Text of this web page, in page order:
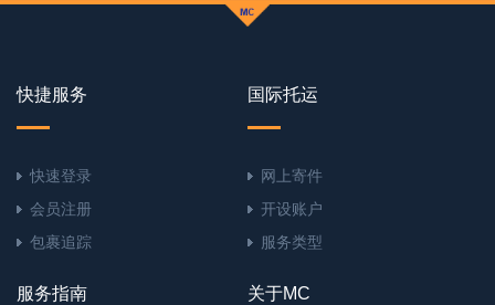
快捷服务
快速登录
会员注册
包裹追踪
国际托运
网上寄件
开设账户
服务类型
服务指南 关于MC